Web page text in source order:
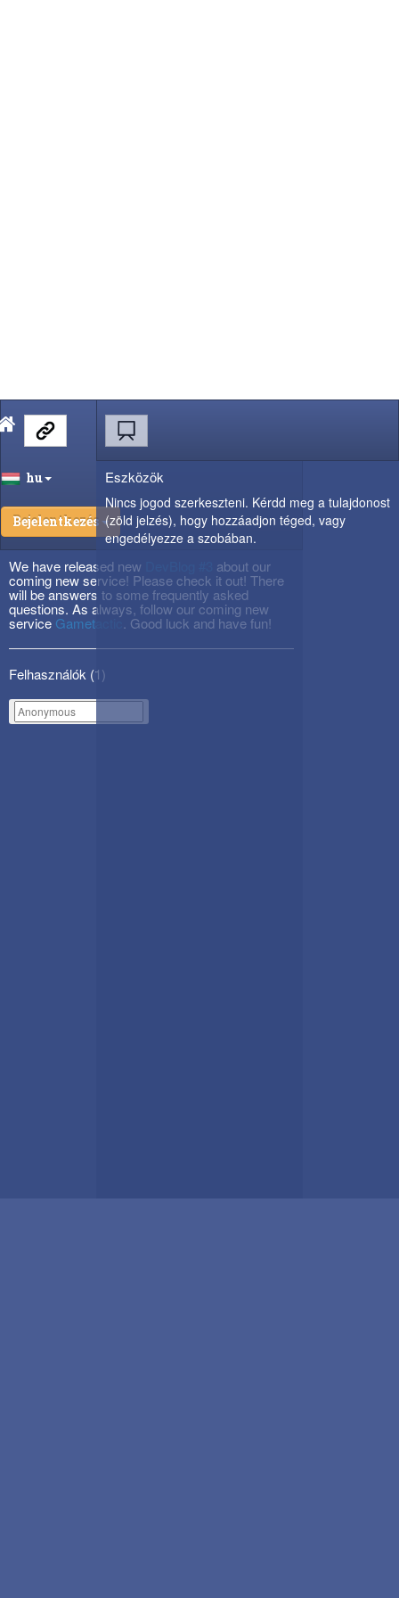
hu
Bejelentkezés
We have released new about our
coming new service! Please check it out! There
will be answers to some frequently asked
questions. As always, follow our coming new
service Gametactic. Good luck and have fun!
Felhasználók (1)
Eszközök
Nincs jogod szerkeszteni. Kérdd meg a tulajdonost
(zöld jelzés), hogy hozzáadjon téged, vagy
engedélyezze a szobában.